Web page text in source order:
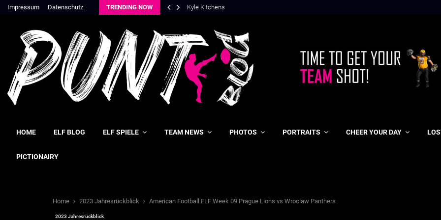
Impressum Datenschutz TRENDING NOW Kyle Kitchens
HOME ELF BLOG ELF SPIELE TEAM NEWS PHOTOS PORTRAITS CHEER YOUR DAY
PICTIONAIRY
Home 2023 Jahresrückblick American Football ELF Week 09 Prague Lions vs Wroclaw Panthers
2023 Jahresrückblick